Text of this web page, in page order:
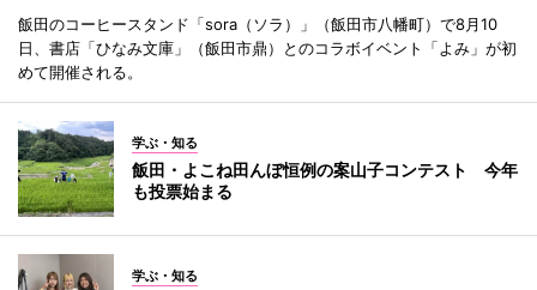
飯田のコーヒースタンド「sora（ソラ）」（飯田市八幡町）で8月10
日、書店「ひなみ文庫」（飯田市鼎）とのコラボイベント「よみ」が初
めて開催される。
学ぶ・知る
飯田・よこね田んぼ恒例の案山子コンテスト 今年
も投票始まる
学ぶ・知る